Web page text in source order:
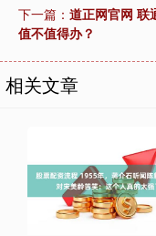
下一篇： 道正网官网 联
值不值得办？
相关文章